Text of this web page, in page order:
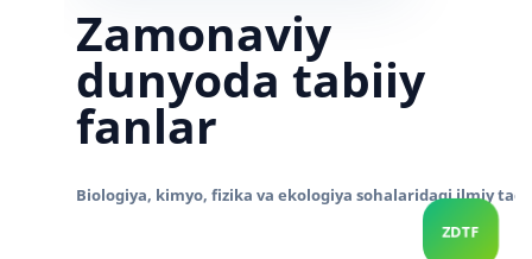
Zamonaviy
dunyoda tabiiy
fanlar